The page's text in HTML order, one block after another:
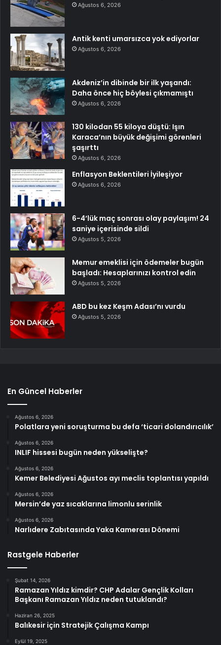
Ağustos 6, 2026
Antik kenti umarsızca yok ediyorlar
Ağustos 6, 2026
Akdeniz’in dibinde bir ilk yaşandı:
Daha önce hiç böylesi çıkmamıştı
Ağustos 6, 2026
130 kilodan 55 kiloya düştü: Işın
Karaca’nın büyük değişimi görenleri
şaşırttı
Ağustos 6, 2026
Enflasyon Beklentileri İyileşiyor
Ağustos 6, 2026
6-4’lük maç sonrası olay paylaşım! 24
saniye içerisinde sildi
Ağustos 5, 2026
Memur emeklisi için ödemeler bugün
başladı: Hesaplarınızı kontrol edin
Ağustos 5, 2026
ABD bu kez Keşm Adası’nı vurdu
Ağustos 5, 2026
En Güncel Haberler
Ağustos 6, 2026
Polatlara yeni soruşturma bu defa ‘ticari dolandırıcılık’
Ağustos 6, 2026
INLIF hissesi bugün neden yükselişte?
Ağustos 6, 2026
Kemer Belediyesi Ağustos ayı meclis toplantısı yapıldı
Ağustos 6, 2026
Mersin’de yaz sıcaklarına limonlu serinlik
Ağustos 6, 2026
Narlıdere Zabıtasında Yaka Kamerası Dönemi
Rastgele Haberler
Şubat 14, 2026
Ramazan Yıldız kimdir? CHP Adalar Gençlik Kolları
Başkanı Ramazan Yıldız neden tutuklandı?
Haziran 26, 2025
Balıkesir için Stratejik Çalışma Kampı
Eylül 19, 2025